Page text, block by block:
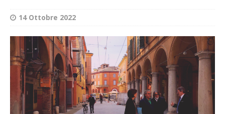
14 Ottobre 2022